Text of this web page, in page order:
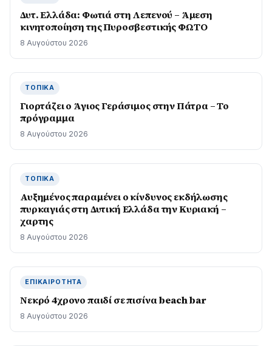
Δυτ. Ελλάδα: Φωτιά στη Λεπενού – Άμεση
κινητοποίηση της Πυροσβεστικής ΦΩΤΟ
8 Αυγούστου 2026
ΤΟΠΙΚΆ
Γιορτάζει ο Άγιος Γεράσιμος στην Πάτρα – Το
πρόγραμμα
8 Αυγούστου 2026
ΤΟΠΙΚΆ
Αυξημένος παραμένει ο κίνδυνος εκδήλωσης
πυρκαγιάς στη Δυτική Ελλάδα την Κυριακή –
χαρτης
8 Αυγούστου 2026
ΕΠΙΚΑΙΡΌΤΗΤΑ
Νεκρό 4χρονο παιδί σε πισίνα beach bar
8 Αυγούστου 2026